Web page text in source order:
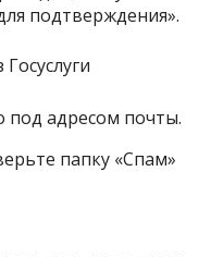
подтверждения».
под адресом почты.
папку «Спам»